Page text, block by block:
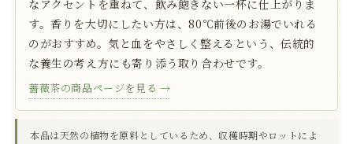
なアクセントを重ねて、飲み飽きない一杯に仕上がりま
す。香りを大切にしたい方は、80℃前後のお湯でいれる
のがおすすめ。気と血をやさしく整えるという、伝統的
な養生の考え方にも寄り添う取り合わせです。
薔薇茶の商品ページを見る →
本品は天然の植物を原料としているため、収穫時期やロットによ